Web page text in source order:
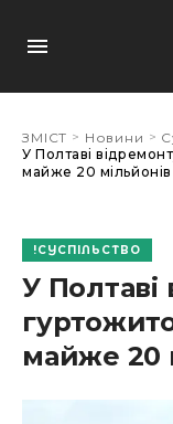
ЗМІСТ > Новини >
У Полтаві
майже 20
СУСПІЛЬСТВО
У Полтаві
майже 20